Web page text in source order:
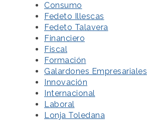
Consumo
Fedeto Illescas
Fedeto Talavera
Financiero
Fiscal
Formación
Galardones Empresariales
Innovación
Internacional
Laboral
Lonja Toledana